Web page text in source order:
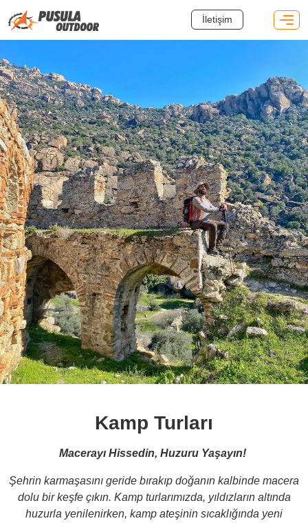
İletişim
Kamp Turları
Macerayı Hissedin, Huzuru Yaşayın!
Şehrin karmaşasını geride bırakıp doğanın kalbinde macera
dolu bir keşfe çıkın. Kamp turlarımızda, yıldızların altında
huzurla yenilenirken, kamp ateşinin sıcaklığında yeni